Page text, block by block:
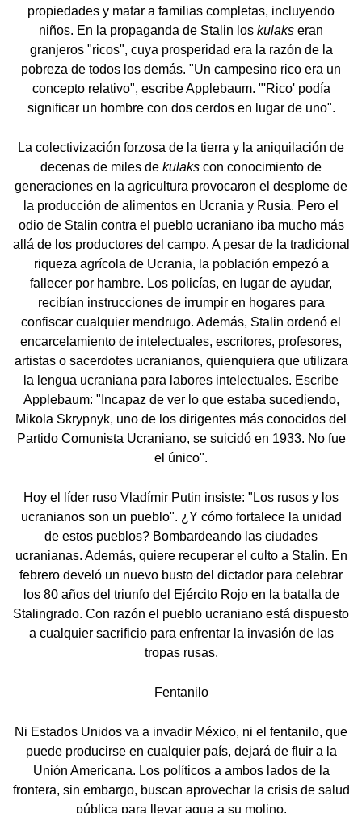
propiedades y matar a familias completas, incluyendo
niños. En la propaganda de Stalin los kulaks eran
granjeros "ricos", cuya prosperidad era la razón de la
pobreza de todos los demás. "Un campesino rico era un
concepto relativo", escribe Applebaum. "'Rico' podía
significar un hombre con dos cerdos en lugar de uno".
La colectivización forzosa de la tierra y la aniquilación de
decenas de miles de kulaks con conocimiento de
generaciones en la agricultura provocaron el desplome de
la producción de alimentos en Ucrania y Rusia. Pero el
odio de Stalin contra el pueblo ucraniano iba mucho más
allá de los productores del campo. A pesar de la tradicional
riqueza agrícola de Ucrania, la población empezó a
fallecer por hambre. Los policías, en lugar de ayudar,
recibían instrucciones de irrumpir en hogares para
confiscar cualquier mendrugo. Además, Stalin ordenó el
encarcelamiento de intelectuales, escritores, profesores,
artistas o sacerdotes ucranianos, quienquiera que utilizara
la lengua ucraniana para labores intelectuales. Escribe
Applebaum: "Incapaz de ver lo que estaba sucediendo,
Mikola Skrypnyk, uno de los dirigentes más conocidos del
Partido Comunista Ucraniano, se suicidó en 1933. No fue
el único".
Hoy el líder ruso Vladímir Putin insiste: "Los rusos y los
ucranianos son un pueblo". ¿Y cómo fortalece la unidad
de estos pueblos? Bombardeando las ciudades
ucranianas. Además, quiere recuperar el culto a Stalin. En
febrero develó un nuevo busto del dictador para celebrar
los 80 años del triunfo del Ejército Rojo en la batalla de
Stalingrado. Con razón el pueblo ucraniano está dispuesto
a cualquier sacrificio para enfrentar la invasión de las
tropas rusas.
Fentanilo
Ni Estados Unidos va a invadir México, ni el fentanilo, que
puede producirse en cualquier país, dejará de fluir a la
Unión Americana. Los políticos a ambos lados de la
frontera, sin embargo, buscan aprovechar la crisis de salud
pública para llevar agua a su molino.